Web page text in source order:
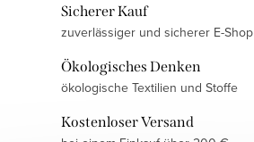
Sicherer Kauf
zuverlässiger und sicherer E-Shop
Ökologisches Denken
ökologische Textilien und Stoffe
Kostenloser Versand